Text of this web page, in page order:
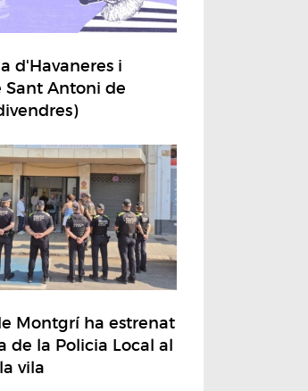
d'Havaneres i
Sant Antoni de
Montgrí ha estrenat
de la Policia Local al
vila